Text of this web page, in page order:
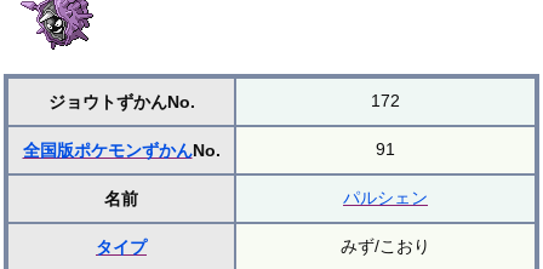
ジョウトずかんNo. 172
全国版ポケモンずかんNo. 91
名前 パルシェン
タイプ みず/こおり